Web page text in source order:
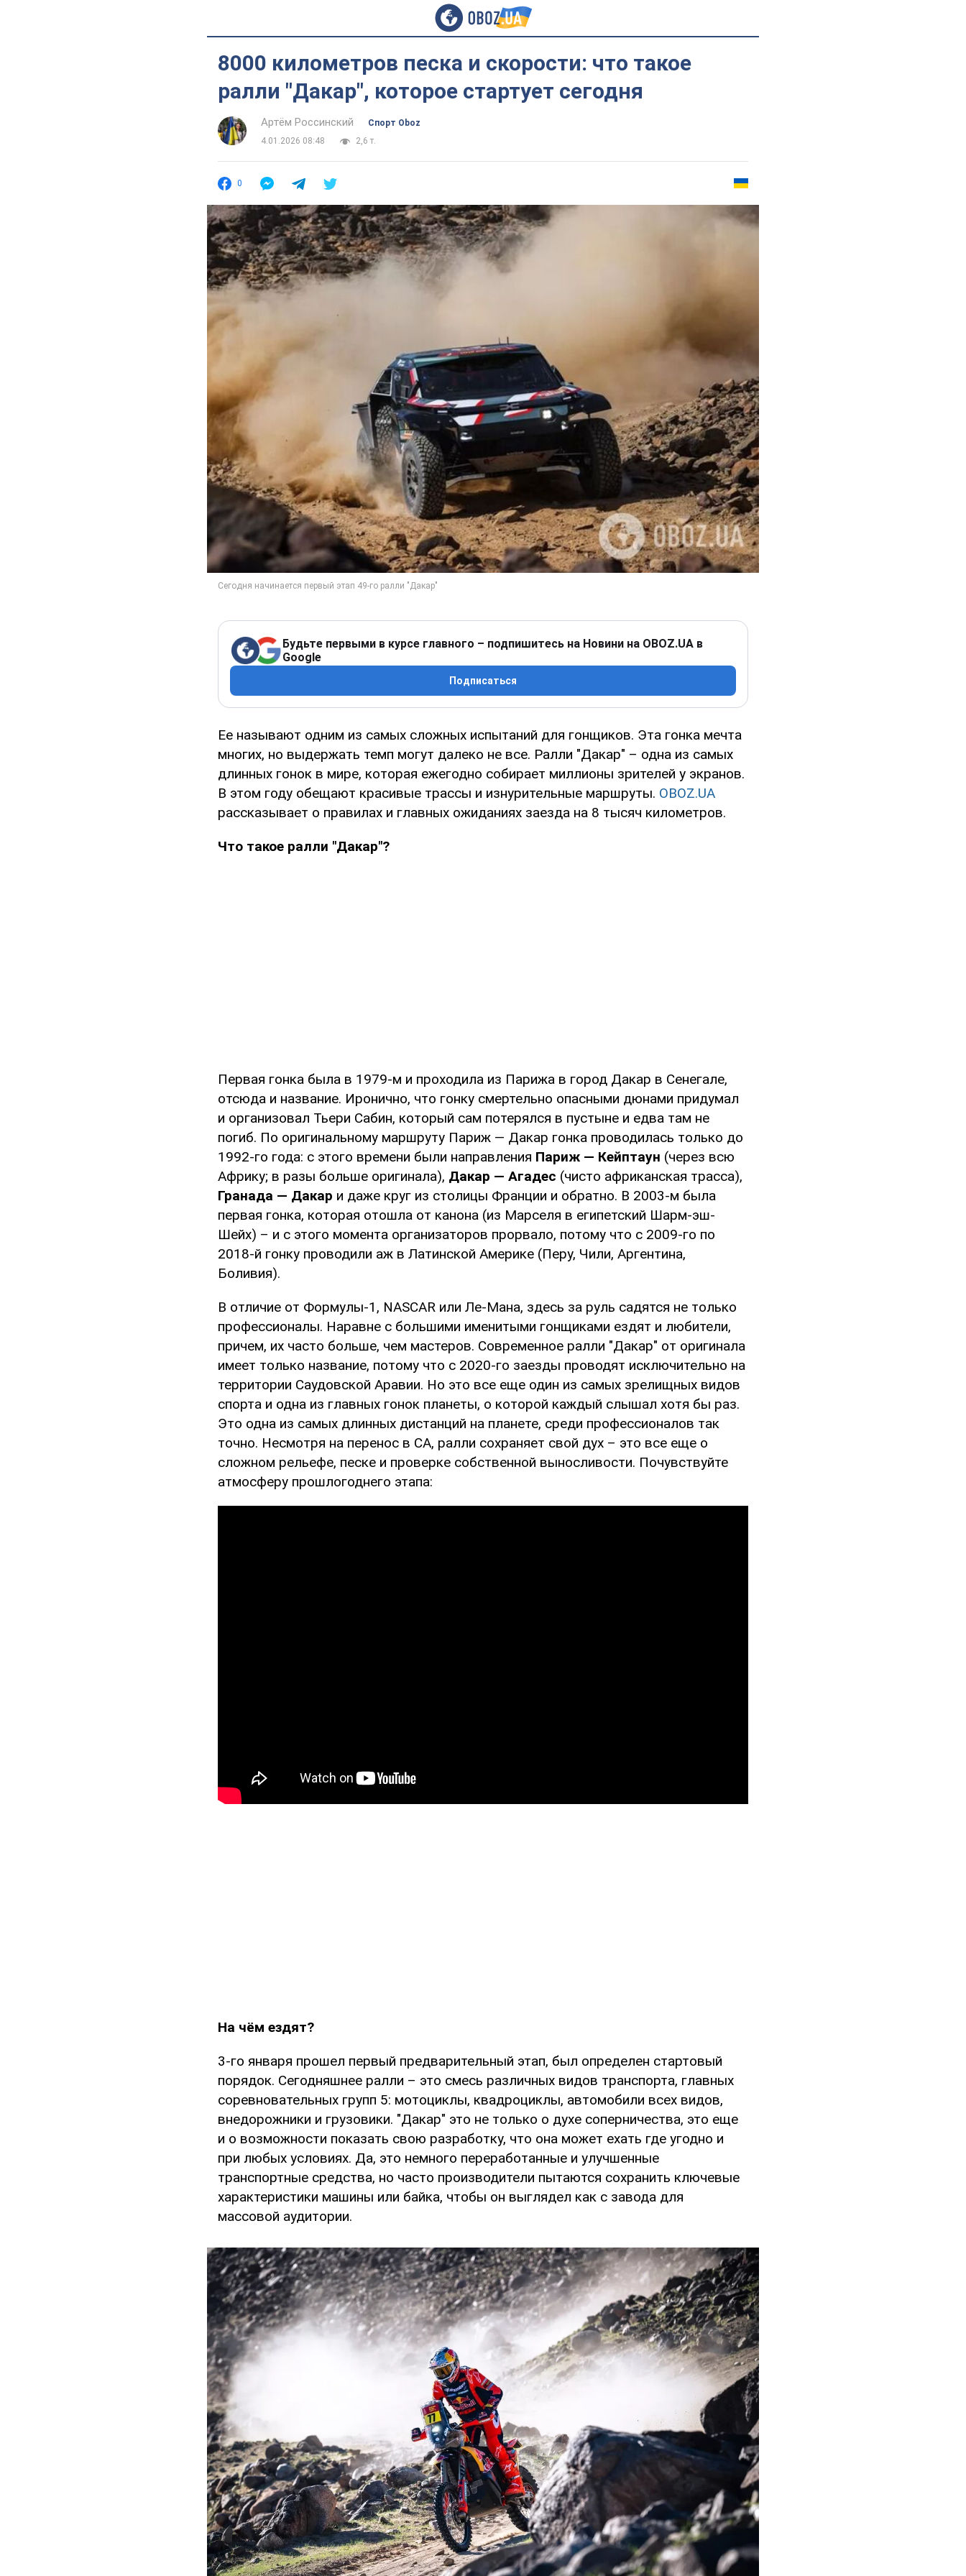
8000 километров песка и скорости: что такое
ралли "Дакар", которое стартует сегодня
Артём Россинский
Спорт Oboz
4.01.2026 08:48
2,6 т.
0
Будьте первыми в курсе главного – подпишитесь на Новини на OBOZ.UA в
Google
Подписаться
Ее называют одним из самых сложных испытаний для гонщиков. Эта гонка мечта
многих, но выдержать темп могут далеко не все. Ралли "Дакар" – одна из самых
длинных гонок в мире, которая ежегодно собирает миллионы зрителей у экранов.
В этом году обещают красивые трассы и изнурительные маршруты. OBOZ.UA
рассказывает о правилах и главных ожиданиях заезда на 8 тысяч километров.
Что такое ралли "Дакар"?
Первая гонка была в 1979-м и проходила из Парижа в город Дакар в Сенегале,
отсюда и название. Иронично, что гонку смертельно опасными дюнами придумал
и организовал Тьери Сабин, который сам потерялся в пустыне и едва там не
погиб. По оригинальному маршруту Париж — Дакар гонка проводилась только до
1992-го года: с этого времени были направления Париж — Кейптаун (через всю
Африку; в разы больше оригинала), Дакар — Агадес (чисто африканская трасса),
Гранада — Дакар и даже круг из столицы Франции и обратно. В 2003-м была
первая гонка, которая отошла от канона (из Марселя в египетский Шарм-эш-
Шейх) – и с этого момента организаторов прорвало, потому что с 2009-го по
2018-й гонку проводили аж в Латинской Америке (Перу, Чили, Аргентина,
Боливия).
В отличие от Формулы-1, NASCAR или Ле-Мана, здесь за руль садятся не только
профессионалы. Наравне с большими именитыми гонщиками ездят и любители,
причем, их часто больше, чем мастеров. Современное ралли "Дакар" от оригинала
имеет только название, потому что с 2020-го заезды проводят исключительно на
территории Саудовской Аравии. Но это все еще один из самых зрелищных видов
спорта и одна из главных гонок планеты, о которой каждый слышал хотя бы раз.
Это одна из самых длинных дистанций на планете, среди профессионалов так
точно. Несмотря на перенос в СА, ралли сохраняет свой дух – это все еще о
сложном рельефе, песке и проверке собственной выносливости. Почувствуйте
атмосферу прошлогоднего этапа:
На чём ездят?
3-го января прошел первый предварительный этап, был определен стартовый
порядок. Сегодняшнее ралли – это смесь различных видов транспорта, главных
соревновательных групп 5: мотоциклы, квадроциклы, автомобили всех видов,
внедорожники и грузовики. "Дакар" это не только о духе соперничества, это еще
и о возможности показать свою разработку, что она может ехать где угодно и
при любых условиях. Да, это немного переработанные и улучшенные
транспортные средства, но часто производители пытаются сохранить ключевые
характеристики машины или байка, чтобы он выглядел как с завода для
массовой аудитории.